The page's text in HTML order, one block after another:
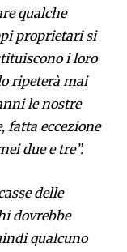
qualche
proprietari si
i loro
ripeterà mai
le nostre
fatta eccezione
due e tre”.
delle
dovrebbe
qualcuno